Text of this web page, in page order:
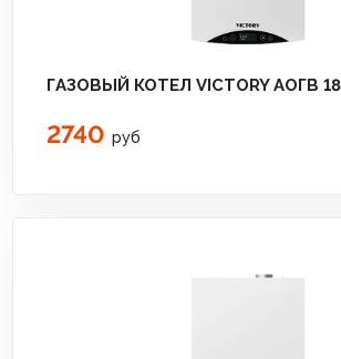
ГАЗОВЫЙ КОТЕЛ VICTORY АОГВ
2740 руб